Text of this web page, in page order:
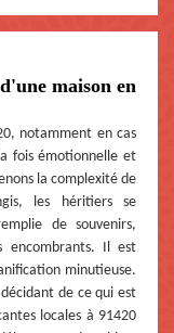
maison en
notamment en cas
fois émotionnelle et
la complexité de
les héritiers se
de souvenirs,
encombrants. Il est
minutieuse.
de ce qui est
locales à 91420